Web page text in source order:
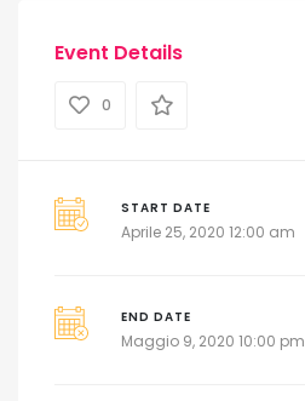
Event Details
0
START DATE
Aprile 25, 2020 12:00 am
END DATE
Maggio 9, 2020 10:00 pm